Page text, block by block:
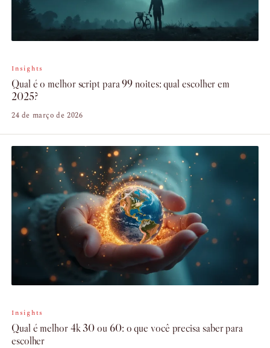
Insights
Qual é o melhor script para 99 noites: qual escolher em
2025?
24 de março de 2026
Insights
Qual é melhor 4k 30 ou 60: o que você precisa saber para
escolher